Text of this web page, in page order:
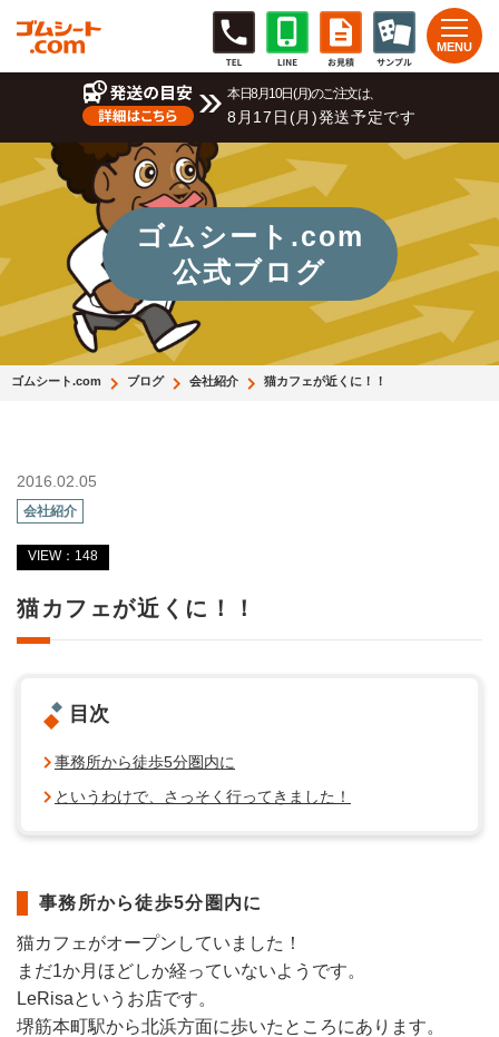
本日8月10日(月)のご注文は、
8月17日(月)発送予定です
ゴムシート.com
公式ブログ
ゴムシート.com ブログ 会社紹介 猫カフェが近くに！！
2016.02.05
会社紹介
VIEW：148
猫カフェが近くに！！
目次
事務所から徒歩5分圏内に
というわけで、さっそく行ってきました！
事務所から徒歩5分圏内に
猫カフェがオープンしていました！
まだ1か月ほどしか経っていないようです。
LeRisaというお店です。
堺筋本町駅から北浜方面に歩いたところにあります。